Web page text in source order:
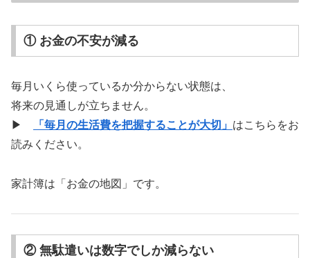
① お金の不安が減る
毎月いくら使っているか分からない状態は、
将来の見通しが立ちません。
▶
「毎月の生活費を把握することが大切」 はこちらをお
読みください。
家計簿は「お金の地図」です。
② 無駄遣いは数字でしか減らない